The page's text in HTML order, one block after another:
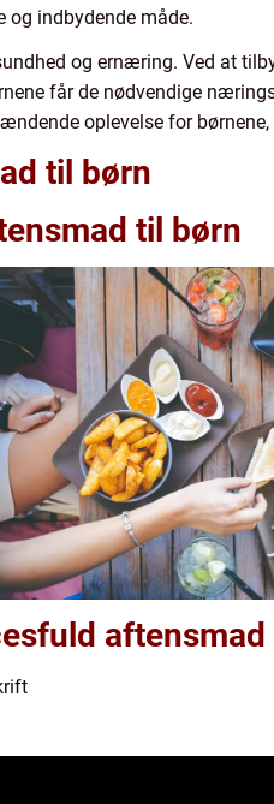
og indbydende måde.
og ernæring. Ved at
får de nødvendige
oplevelse for
til børn
til børn